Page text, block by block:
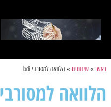
ראשי »שירותים » הלוואה למסורבי bdi
הלוואה למסורבי bdi